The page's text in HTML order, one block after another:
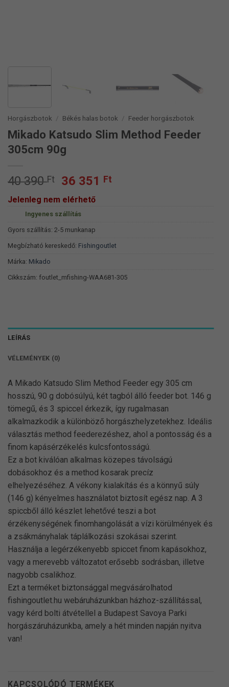
Horgászbotok / Békés halas botok / Feeder horgászbotok
Mikado Katsudo Slim Method Feeder
305cm 90g
40 390Ft
Original
price
was:
40
390 Ft.
36 351 Ft
Jelenleg nem elérhető
Ingyenes szállítás
Gyors szállítás: 2-5 munkanap
Megbízható kereskedő: Fishingoutlet
Márka: Mikado
Cikkszám: foutlet_mfishing-WAA681-305
LEÍRÁS
VÉLEMÉNYEK (0)
A Mikado Katsudo Slim Method Feeder egy 305 cm
hosszú, 90 g dobósúlyú, két tagból álló feeder bot. 146 g
tömegű, és 3 spiccel érkezik, így rugalmasan
alkalmazkodik a különböző horgászhelyzetekhez. Ideális
választás method feederezéshez, ahol a pontosság és a
finom kapásérzékelés kulcsfontosságú.
Ez a bot kiválóan alkalmas közepes távolságú
dobásokhoz és a method kosarak precíz
elhelyezéséhez. A vékony kialakítás és a könnyű súly
(146 g) kényelmes használatot biztosít egész nap. A 3
spiccből álló készlet lehetővé teszi a bot
érzékenységének finomhangolását a vízi körülmények és
a zsákmányhalak táplálkozási szokásai szerint.
Használja a legérzékenyebb spiccet finom kapásokhoz,
vagy a merevebb változatot erősebb sodrásban, illetve
nagyobb csalikhoz.
Ezt a terméket biztonsággal megvásárolhatod
fishingoutlet.hu webáruházunkban házhoz-szállítással,
vagy kérd bolti átvétellel a Budapest Savoya Parki
horgászáruházunkba, amely a hét minden napján nyitva
van!
KAPCSOLÓDÓ TERMÉKEK